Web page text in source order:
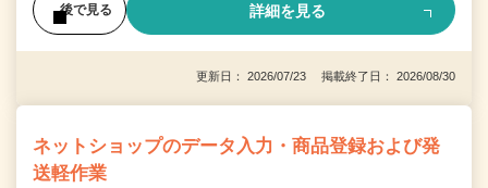
後で見る 詳細を見る
更新日： 2026/07/23 掲載終了日： 2026/08/30
ネットショップのデータ入力・商品登録および発
送軽作業